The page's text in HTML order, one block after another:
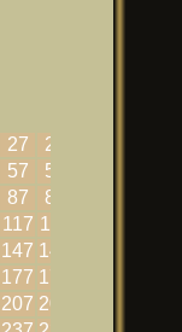
27 28
57 58
87 88
117 118
147 148
177 178
207 208